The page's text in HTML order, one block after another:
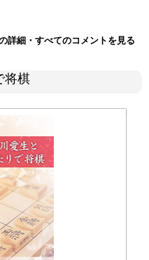
詳細・すべてのコメントを見る
将棋